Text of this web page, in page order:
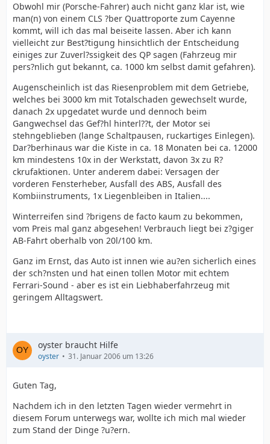
Obwohl mir (Porsche-Fahrer) auch nicht ganz klar ist, wie
man(n) von einem CLS ?ber Quattroporte zum Cayenne
kommt, will ich das mal beiseite lassen. Aber ich kann
vielleicht zur Best?tigung hinsichtlich der Entscheidung
einiges zur Zuverl?ssigkeit des QP sagen (Fahrzeug mir
pers?nlich gut bekannt, ca. 1000 km selbst damit gefahren).
Augenscheinlich ist das Riesenproblem mit dem Getriebe,
welches bei 3000 km mit Totalschaden gewechselt wurde,
danach 2x upgedatet wurde und dennoch beim
Gangwechsel das Gef?hl hinterl??t, der Motor sei
stehngeblieben (lange Schaltpausen, ruckartiges Einlegen).
Dar?berhinaus war die Kiste in ca. 18 Monaten bei ca. 12000
km mindestens 10x in der Werkstatt, davon 3x zu R?
ckrufaktionen. Unter anderem dabei: Versagen der
vorderen Fensterheber, Ausfall des ABS, Ausfall des
Kombiinstruments, 1x Liegenbleiben in Italien....
Winterreifen sind ?brigens de facto kaum zu bekommen,
vom Preis mal ganz abgesehen! Verbrauch liegt bei z?giger
AB-Fahrt oberhalb von 20l/100 km.
Ganz im Ernst, das Auto ist innen wie au?en sicherlich eines
der sch?nsten und hat einen tollen Motor mit echtem
Ferrari-Sound - aber es ist ein Liebhaberfahrzeug mit
geringem Alltagswert.
oyster braucht Hilfe
oyster 31. Januar 2006 um 13:26
Guten Tag,
Nachdem ich in den letzten Tagen wieder vermehrt in
diesem Forum unterwegs war, wollte ich mich mal wieder
zum Stand der Dinge ?u?ern.